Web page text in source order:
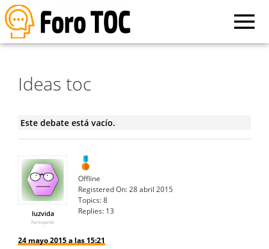
Ideas toc
Este debate está vacío.
luzvida
Participante
Offline
Registered On:28 abril 2015
Topics:8
Replies: 13
24 mayo 2015 a las 15:21